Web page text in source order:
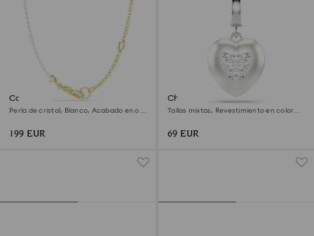
Collar Idyllia
Perla de cristal, Blanco, Acabado en oro
199 EUR
Charm Idyllia
Tallas mixtas, Revestimiento en color
69 EUR